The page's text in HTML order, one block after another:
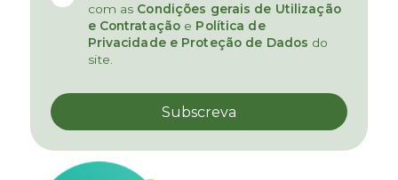
com as Condições gerais de Utilização
e Contratação e Política de
Privacidade e Proteção de Dados do
site.